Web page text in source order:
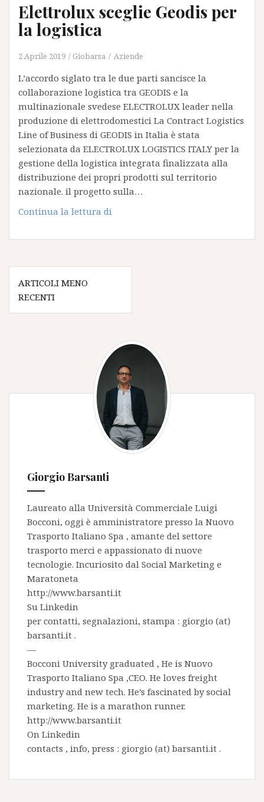
gestione
della
chain
Italia
Elettrolux sceglie Geodis per
la logistica
2 Aprile 2019 Giobarsa Aziende
L’accordo siglato tra le due parti sancisce la
collaborazione logistica tra GEODIS e la
multinazionale svedese ELECTROLUX leader nella
produzione di elettrodomestici La Contract Logistics
Line of Business di GEODIS in Italia è stata
selezionata da ELECTROLUX LOGISTICS ITALY per la
gestione della logistica integrata finalizzata alla
distribuzione dei propri prodotti sul territorio
nazionale. il progetto sulla…
Continua la lettura di
Geodis
la
Navigazione
articoli
ARTICOLI MENO
RECENTI
Giorgio Barsanti
Laureato alla Università Commerciale Luigi
Bocconi, oggi è amministratore presso la Nuovo
Trasporto Italiano Spa , amante del settore
trasporto merci e appassionato di nuove
tecnologie. Incuriosito dal Social Marketing e
Maratoneta
http://www.barsanti.it
Su Linkedin
per contatti, segnalazioni, stampa : giorgio (at)
barsanti.it .
—
Bocconi University graduated , He is Nuovo
Trasporto Italiano Spa ,CEO. He loves freight
industry and new tech. He’s fascinated by social
marketing. He is a marathon runner.
http://www.barsanti.it
On Linkedin
contacts , info, press : giorgio (at) barsanti.it .